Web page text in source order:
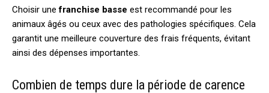
Choisir unefranchise basse est recommandé pour les
animaux âgés ou ceux avec des pathologies spécifiques. Cela
garantit une meilleure couverture des frais fréquents, évitant
ainsi des dépenses importantes.
Combien de temps dure la période de carence